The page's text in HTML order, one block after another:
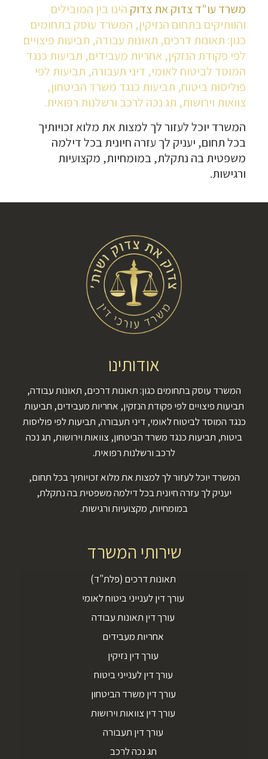
משרד עו"ד צדוק את צדוק הינו בין המובילים
והוותיקים בתחום הנזיקין, המשרד עוסק בתחומים
כגון: תאונות דרכים, תאונות עבודה, תביעות פיצויים
לפי פקודת הנזקין, אחריות מעבידים, תביעות כנגד
המוסד לביטוח לאומי, דיני תעבורה, תביעות לפי
פוליסות ביטוח, תביעות כנגד משרד הביטחון,
צוואות וירושות, תג נכה לרכב ורשלנות רפואית.
המשרד יוכל לעזור לך למצות את מלוא זכויותיך
בכל תחום, יעניק לך עזרה חיונית בכל דילמה
משפטית בה נתקלת, במומחיות, מקצועיות
ורגישות.
אודותינו
המשרד עוסק בתחומים כגון: תאונות דרכים, תאונות עבודה,
תביעות פיצויים לפי פקודת הנזקין, אחריות מעבידים, תביעות
כנגד המוסד לביטוח לאומי, דיני תעבורה, תביעות לפי פוליסות
ביטוח, תביעות כנגד משרד הביטחון, צוואות וירושות, תג נכה
לרכב ורשלנות רפואית.
המשרד יוכל לעזור לך למצות את מלוא זכויותיך בכל תחום,
יעניק לך עזרה חיונית בכל דילמה משפטית בה נתקלת,
במומחיות, מקצועיות ורגישות.
שירותי המשרד
תאונות דרכים (פלת"ד)
עורך דין לענייני ביטוח לאומי
עורך דין תאונות עבודה
אחריות מעבידים
עורך דין נזיקין
עורך דין לענייני ביטוח
עורך דין משרד הביטחון
עורך דין צוואות וירושות
עורך דין תעבורה
תג נכה לרכב